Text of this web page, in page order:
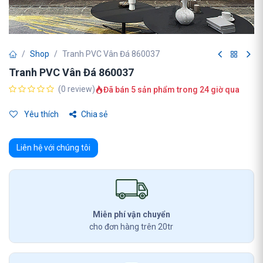
Shop Tranh PVC Vân Đá 860037
Tranh PVC Vân Đá 860037
(0 review) Đã bán 5 sản phẩm trong 24 giờ qua
Yêu thích Chia sẻ
Liên hệ với chúng tôi
Miễn phí vận chuyển
cho đơn hàng trên 20tr